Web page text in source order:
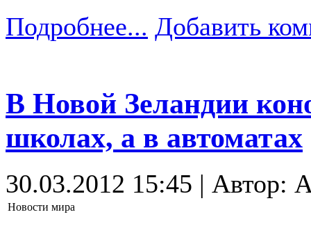
Подробнее... Добавить
В Новой Зеландии
школах, а в автоматах
30.03.2012 15:45 | Автор:
Новости мира